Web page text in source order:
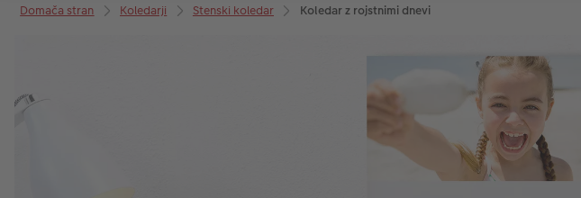
Domača stran Koledarji Stenski koledar Koledar z rojstnimi dnevi